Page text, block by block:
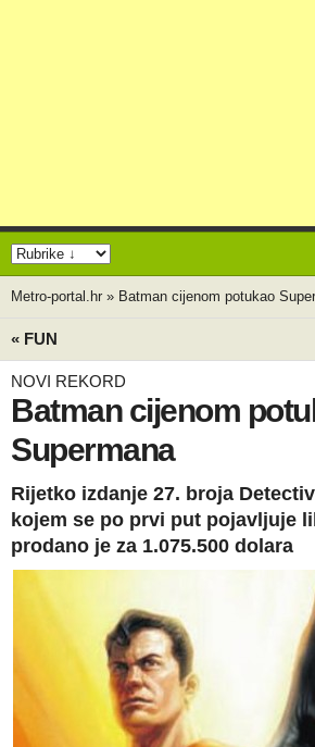
Metro-portal.hr » Batman cijenom potukao
« FUN
NOVI REKORD
Batman cijenom
Supermana
Rijetko izdanje 27. broja
kojem se po prvi put pojavljuje
prodano je za 1.075.500 dolara